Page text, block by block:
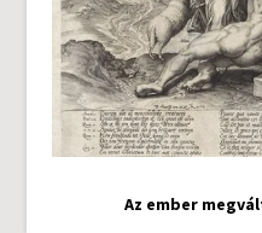
Az ember